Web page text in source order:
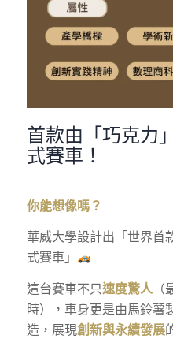
首款由「巧克力
式賽車！
你能想像嗎？
華威大學設計出「世界首
式賽車」
這台賽車不只速度驚人
時），車身更是由馬鈴薯
造，展現創新與永續發展